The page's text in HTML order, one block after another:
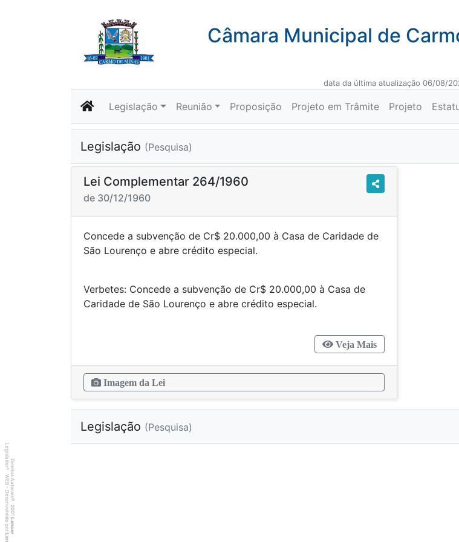
Câmara Municipal de
data da última atualização 06/08/
Legislação Reunião Proposição Projeto em Trâmite Projeto
Legislação (Pesquisa)
Lei Complementar 264/1960
de 30/12/1960
Concede a subvenção de Cr$ 20.000,00 à Casa de Caridade de
São Lourenço e abre crédito especial.
Verbetes: Concede a subvenção de Cr$ 20.000,00 à Casa de
Caridade de São Lourenço e abre crédito especial.
Veja Mais
Imagem da Lei
Legislação (Pesquisa)
Direitos Autorais
©
2001
Lancer
Legislador
®
WEB - Desenvolvido por